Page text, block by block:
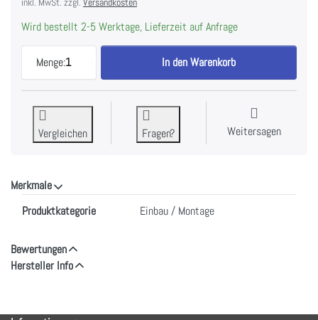
Wird bestellt 2-5 Werktage, Lieferzeit auf Anfrage
Menge:1
V-ZUG Schiftmaterialset, H60330 zu CHF 10.00,
In den Warenkorb
Vergleichen Fragen? Weitersagen
Merkmale
Produktkategorie Einbau / Montage
Bewertungen
Hersteller Info